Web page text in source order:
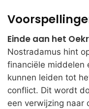
Einde aan het
Nostradamus hint
financiële middelen
kunnen leiden tot
conflict. Dit wordt
een verwijzing naar